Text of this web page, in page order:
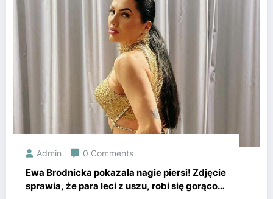
Admin 0 Comments
Ewa Brodnicka pokazała nagie piersi! Zdjęcie
sprawia, że para leci z uszu, robi się gorąco